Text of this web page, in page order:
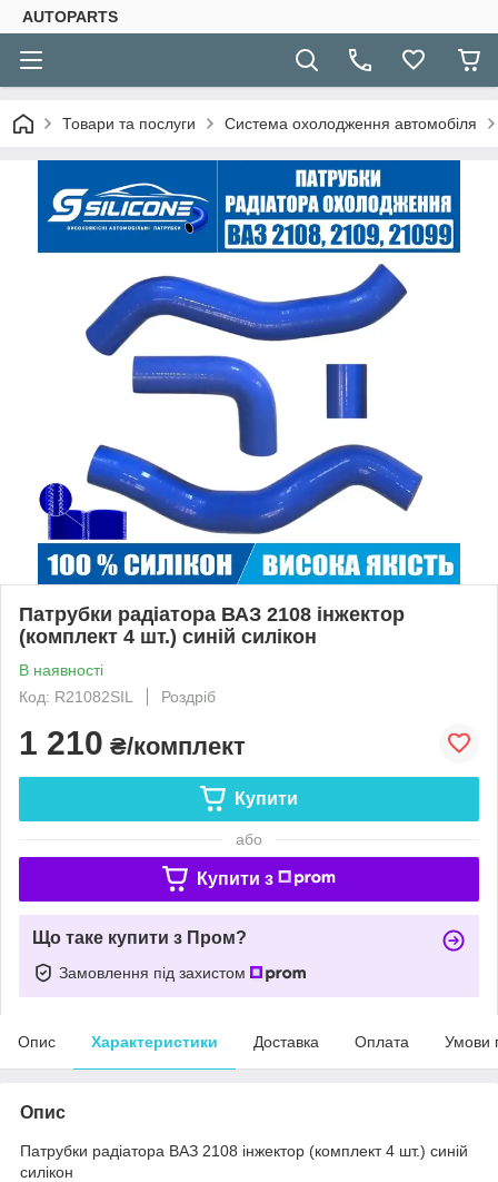
AUTOPARTS
Товари та послуги Система охолодження автомобіля
Патрубки радіатора ВАЗ 2108 інжектор
(комплект 4 шт.) синій силікон
В наявності
Код: R21082SIL
Роздріб
1 210 ₴/комплект
Купити
або
Купити з
Що таке купити з Пром?
Замовлення під захистом
Опис Характеристики Доставка Оплата Умови
Опис
Патрубки радіатора ВАЗ 2108 інжектор (комплект 4 шт.) синій
силікон